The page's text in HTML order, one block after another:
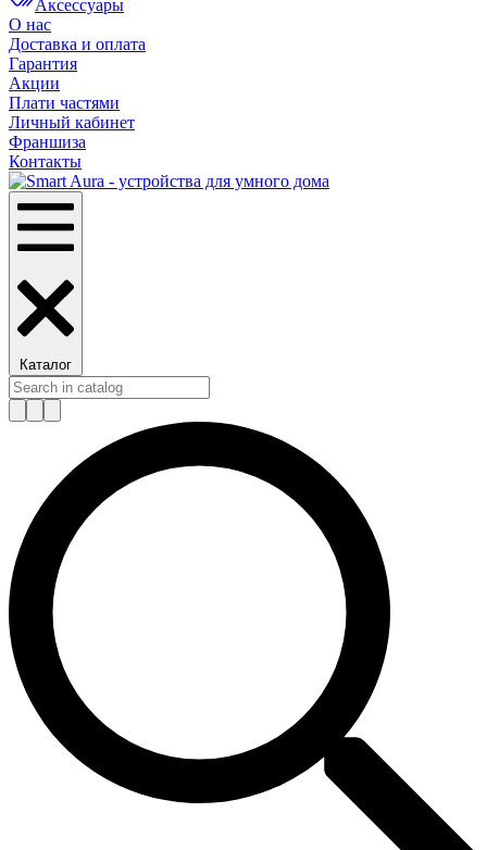
Аксессуары
О нас
Доставка и оплата
Гарантия
Акции
Плати частями
Личный кабинет
Франшиза
Контакты
Каталог